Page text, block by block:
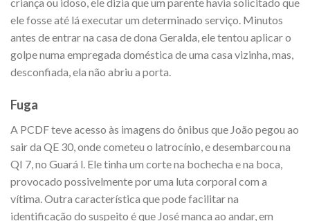
criança ou idoso, ele dizia que um parente havia solicitado que
ele fosse até lá executar um determinado serviço. Minutos
antes de entrar na casa de dona Geralda, ele tentou aplicar o
golpe numa empregada doméstica de uma casa vizinha, mas,
desconfiada, ela não abriu a porta.
Fuga
A PCDF teve acesso às imagens do ônibus que João pegou ao
sair da QE 30, onde cometeu o latrocínio, e desembarcou na
QI 7, no Guará l. Ele tinha um corte na bochecha e na boca,
provocado possivelmente por uma luta corporal com a
vítima. Outra característica que pode facilitar na
identificação do suspeito é que José manca ao andar, em